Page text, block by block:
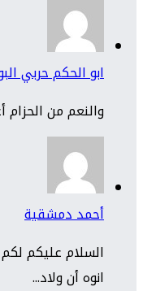
ابو الحكم حربي
والنعم من الحزام
أحمد دمشقية
السلام عليكم
انوه أن ولاد...